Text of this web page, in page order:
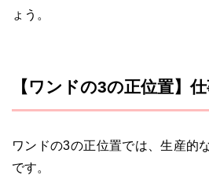
ょう。
【ワンドの3の正位置】
ワンドの3の正位置では、生産的
です。